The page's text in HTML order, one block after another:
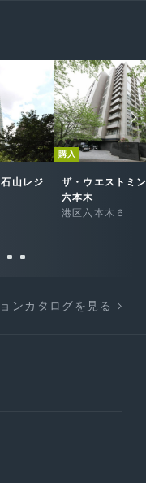
山レジ
購入
ザ・ウエストミ
六本木
港区六本木６
ンカタログを見る